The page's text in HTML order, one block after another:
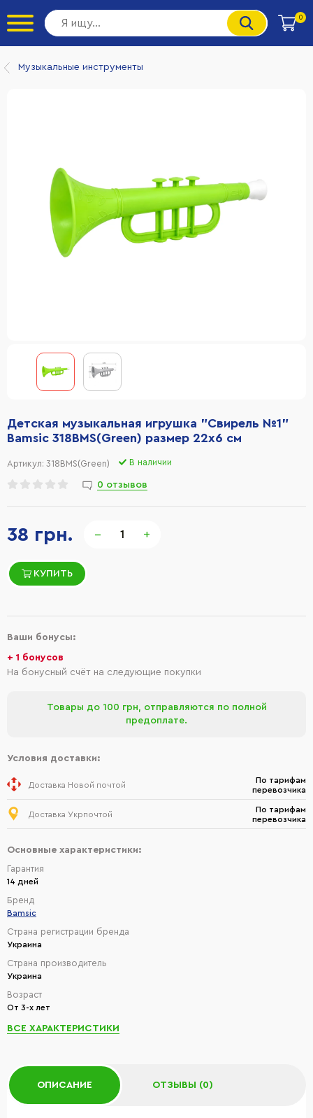
0
Музыкальные инструменты
38 грн. − +
КУПИТЬ
Детская музыкальная игрушка "Свирель №1"
Bamsic 318BMS(Green) размер 22х6 см
Артикул: 318BMS(Green) В наличии
0 отзывов
Ваши бонусы:
+ 1 бонусов
На бонусный счёт на следующие покупки
Товары до 100 грн, отправляются по полной
предоплате.
Условия доставки:
Доставка Новой почтой
По тарифам
перевозчика
Доставка Укрпочтой
По тарифам
перевозчика
Основные характеристики:
Гарантия
14 дней
Бренд
Bamsic
Страна регистрации бренда
Украина
Страна производитель
Украина
Возраст
От 3-х лет
ВСЕ ХАРАКТЕРИСТИКИ
ОПИСАНИЕ ОТЗЫВЫ (0)